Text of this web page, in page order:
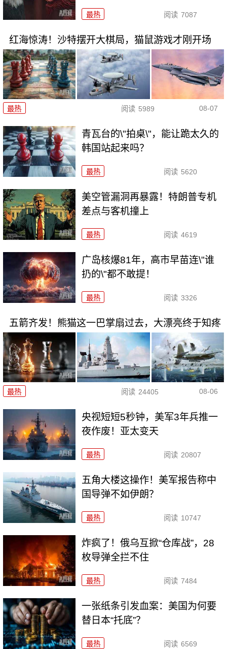
最热 阅读 7087
红海惊涛！沙特摆开大棋局，猫鼠游戏才刚开场
最热 阅读 5989 08-07
青瓦台的\"拍桌\"，能让跪太久的
韩国站起来吗？
最热 阅读 5620
美空管漏洞再暴露！特朗普专机
差点与客机撞上
最热 阅读 4619
广岛核爆81年，高市早苗连\"谁
扔的\"都不敢提！
最热 阅读 3326
五箭齐发！熊猫这一巴掌扇过去，大漂亮终于知疼
最热 阅读 24405 08-06
央视短短5秒钟，美军3年兵推一
夜作废！亚太变天
最热 阅读 20807
五角大楼这操作！美军报告称中
国导弹不如伊朗？
最热 阅读 10747
炸疯了！俄乌互掀“仓库战”，28
枚导弹全拦不住
最热 阅读 7484
一张纸条引发血案：美国为何要
替日本“托底”？
最热 阅读 6569